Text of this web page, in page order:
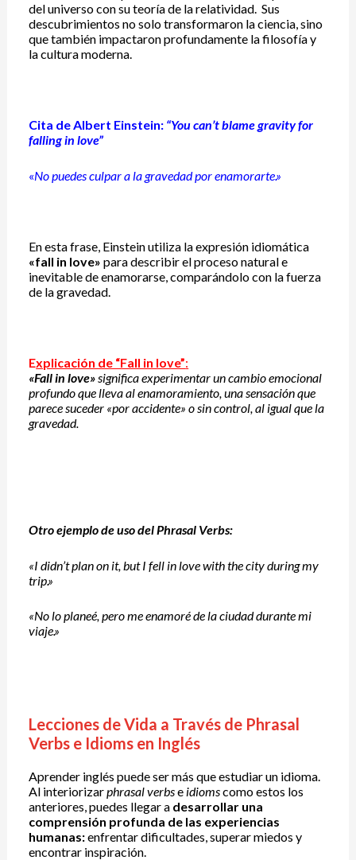
del universo con su teoría de la relatividad.Sus
descubrimientos no solo transformaron la ciencia, sino
que también impactaron profundamente la filosofía y
la cultura moderna.
Cita de Albert Einstein: “You can’t blame gravity for
falling in love”
«No puedes culpar a la gravedad por enamorarte.»
En esta frase, Einstein utiliza la expresión idiomática
«fall in love» para describir el proceso natural e
inevitable de enamorarse, comparándolo con la fuerza
de la gravedad.
Explicación de “Fall in love”:
«Fall in love»significa experimentar un cambio emocional
profundo que lleva al enamoramiento, una sensación que
parece suceder «por accidente» o sin control, al igual que la
gravedad.
Otro ejemplo de uso del Phrasal Verbs:
«I didn’t plan on it, but I fell in love with the city during my
trip.»
«No lo planeé, pero me enamoré de la ciudad durante mi
viaje.»
Lecciones de Vida a Través de Phrasal
Verbs e Idioms en Inglés
Aprender inglés puede ser más que estudiar un idioma.
Al interiorizarphrasal verbse idiomscomo estos los
anteriores, puedes llegar a desarrollar una
comprensión profunda de las experiencias
humanas:enfrentar dificultades, superar miedos y
encontrar inspiración.